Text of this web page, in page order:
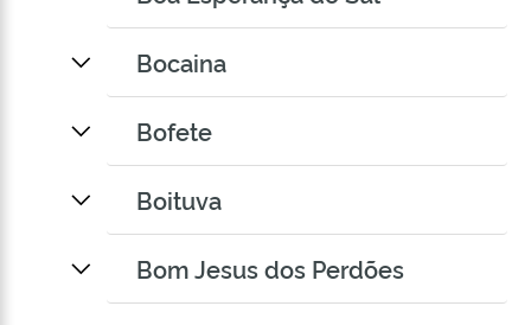
Bocaina
Bofete
Boituva
Bom Jesus dos Perdões